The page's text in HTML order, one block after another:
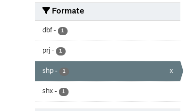
Formate
dbf - 1
prj - 1
shp - 1 x
shx - 1